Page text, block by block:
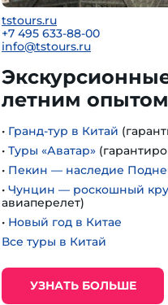
tstours.ru
+7 495 633-88-00
info@tstours.ru
летним
• Гранд-тур в Китай
• Туры «Аватар»
• Пекин — наследие
• Чунцин — роскошный
авиаперелет)
• Новый год в Китае
Все туры в Китай
УЗНАТЬ БОЛЬШЕ